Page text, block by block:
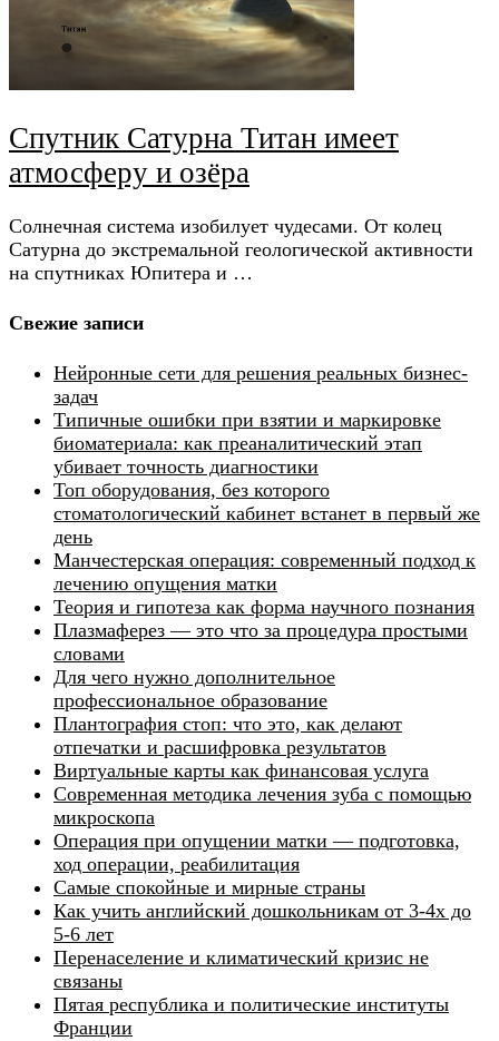
Спутник Сатурна Титан имеет
атмосферу и озёра
Солнечная система изобилует чудесами. От колец
Сатурна до экстремальной геологической активности
на спутниках Юпитера и …
Свежие записи
Нейронные сети для решения реальных бизнес-
задач
Типичные ошибки при взятии и маркировке
биоматериала: как преаналитический этап
убивает точность диагностики
Топ оборудования, без которого
стоматологический кабинет встанет в первый же
день
Манчестерская операция: современный подход к
лечению опущения матки
Теория и гипотеза как форма научного познания
Плазмаферез — это что за процедура простыми
словами
Для чего нужно дополнительное
профессиональное образование
Плантография стоп: что это, как делают
отпечатки и расшифровка результатов
Виртуальные карты как финансовая услуга
Современная методика лечения зуба с помощью
микроскопа
Операция при опущении матки — подготовка,
ход операции, реабилитация
Самые спокойные и мирные страны
Как учить английский дошкольникам от 3-4х до
5-6 лет
Перенаселение и климатический кризис не
связаны
Пятая республика и политические институты
Франции